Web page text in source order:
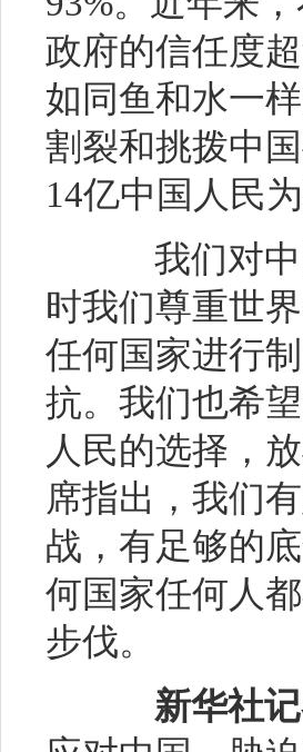
政府的信任度
如同鱼和水一
割裂和挑拨中
14亿中国人民为
我们对中
时我们尊重世
任何国家进行
抗。我们也希
人民的选择，
席指出，我们
战，有足够的
何国家任何人
步伐。
新华社记